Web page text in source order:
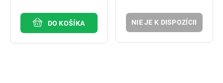
DO KOŠÍKA NIE JE K DISPOZÍCII